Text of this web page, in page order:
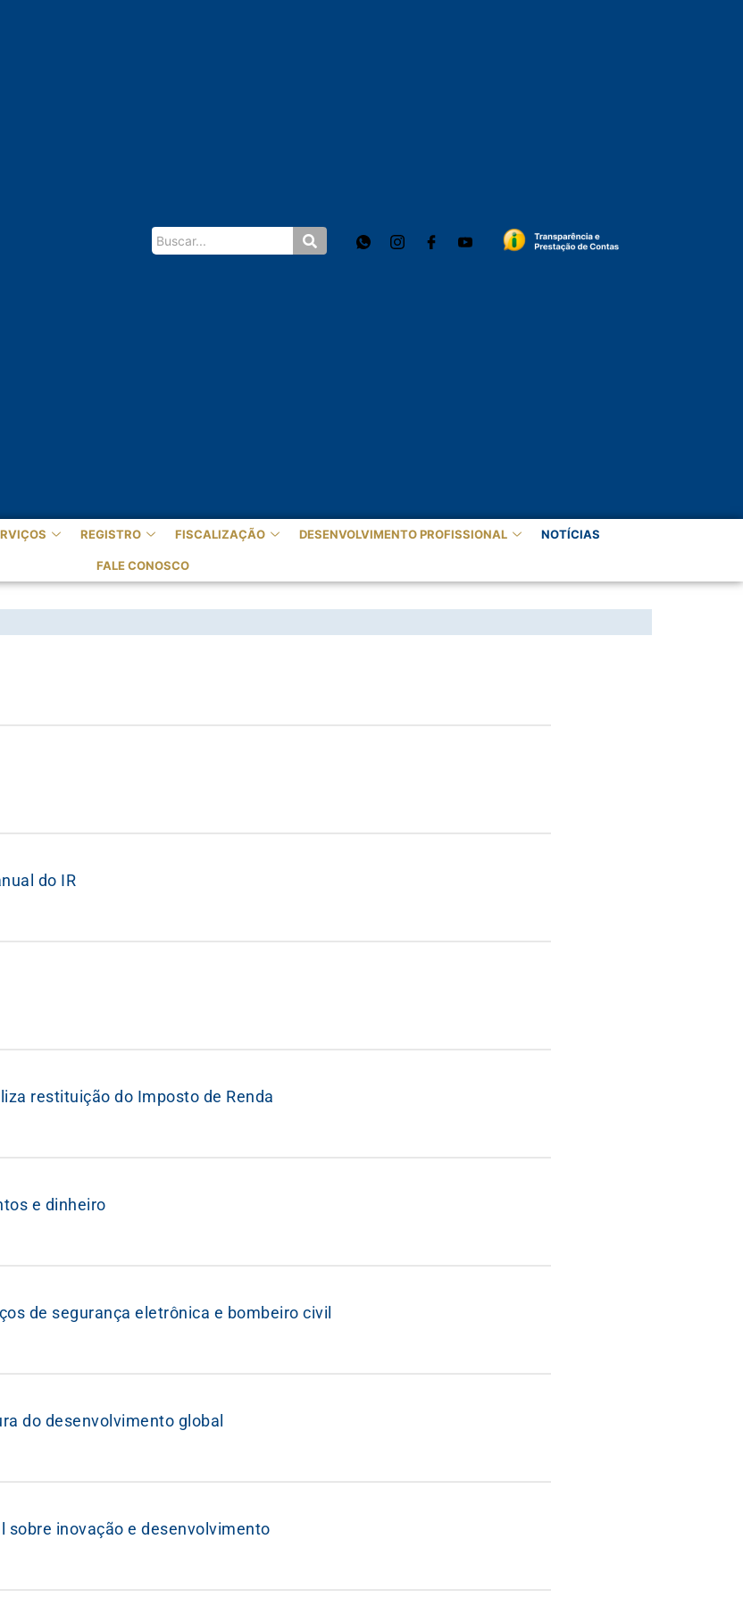
REGISTRO FISCALIZAÇÃO DESENVOLVIMENTO PROFISSIONAL NOTÍCIAS
FALE CONOSCO
do IR
restituição do Imposto de Renda
e dinheiro
de segurança eletrônica e bombeiro civil
do desenvolvimento global
sobre inovação e desenvolvimento